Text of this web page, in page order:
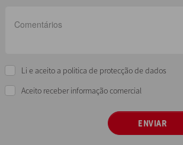
Li e aceito a politica de protecção de dados
Aceito receber informação comercial
ENVIAR